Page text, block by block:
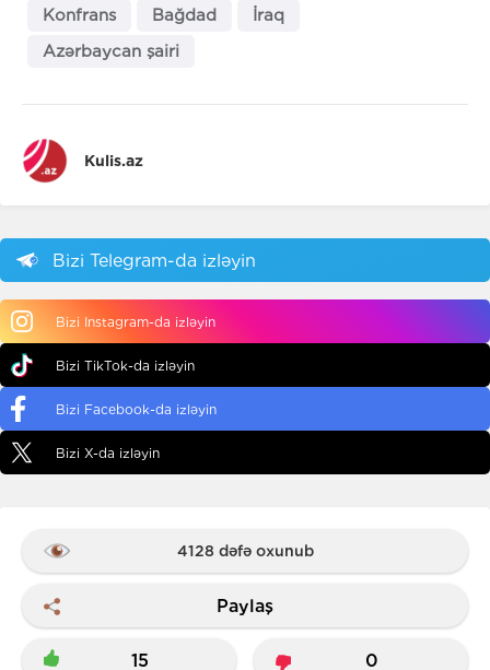
Konfrans Bağdad
İraq
Azərbaycan şairi
Kulis.az
Bizi Telegram-da izləyin
Bizi Instagram-da izləyin
Bizi TikTok-da izləyin
Bizi Facebook-da izləyin
Bizi X-da izləyin
4128 dəfə oxunub
Paylaş
15 0